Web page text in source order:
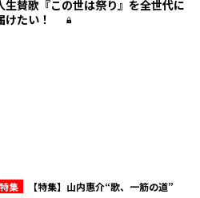
生賛歌『この世は祭り』を全世代に
けたい！
特集 【特集】山内惠介“歌、一筋の道”